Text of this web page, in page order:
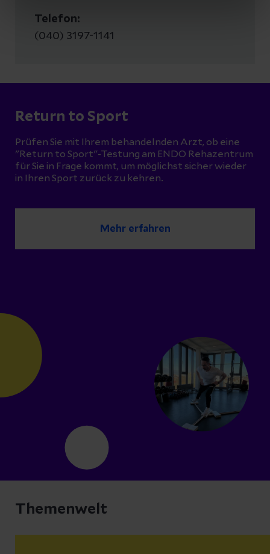
Telefon:
(040) 3197-1141
Return to Sport
Prüfen Sie mit Ihrem behandelnden Arzt, ob eine
"Return to Sport"-Testung am ENDO Rehazentrum
für Sie in Frage kommt, um möglichst sicher wieder
in Ihren Sport zurück zu kehren.
Mehr erfahren
Themenwelt